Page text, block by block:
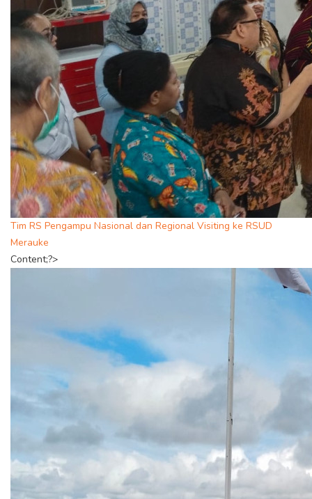
Tim RS Pengampu Nasional dan Regional Visiting ke RSUD
Merauke
Content;?>